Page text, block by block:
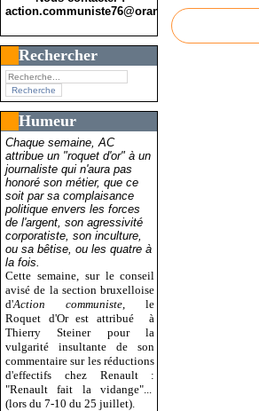
action.communiste76@orange.fr>
Rechercher
Humeur
Chaque semaine, AC
attribue un "roquet d'or" à un
journaliste qui n'aura pas
honoré son métier, que ce
soit par sa complaisance
politique envers les forces
de l'argent, son agressivité
corporatiste, son inculture,
ou sa bêtise, ou les quatre à
la fois.
Cette semaine, sur le conseil
avisé de la section bruxelloise
d'Action communiste , le
Roquet d'Or est attribué
à
Thierry Steiner pour la
vulgarité insultante de son
commentaire sur les réductions
d'effectifs chez Renault :
"Renault fait la vidange"...
(lors du 7-10 du 25 juillet).